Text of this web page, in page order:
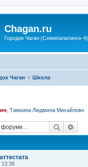
Chagan.ru
Городок Чаган (Семипалатинск-4)
Чаган Школа
Тамкина Людмила Михайловн
Поиск
13:38